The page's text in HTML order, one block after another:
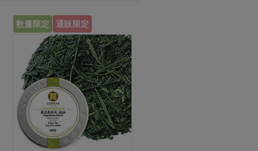
数量限定 通販限定